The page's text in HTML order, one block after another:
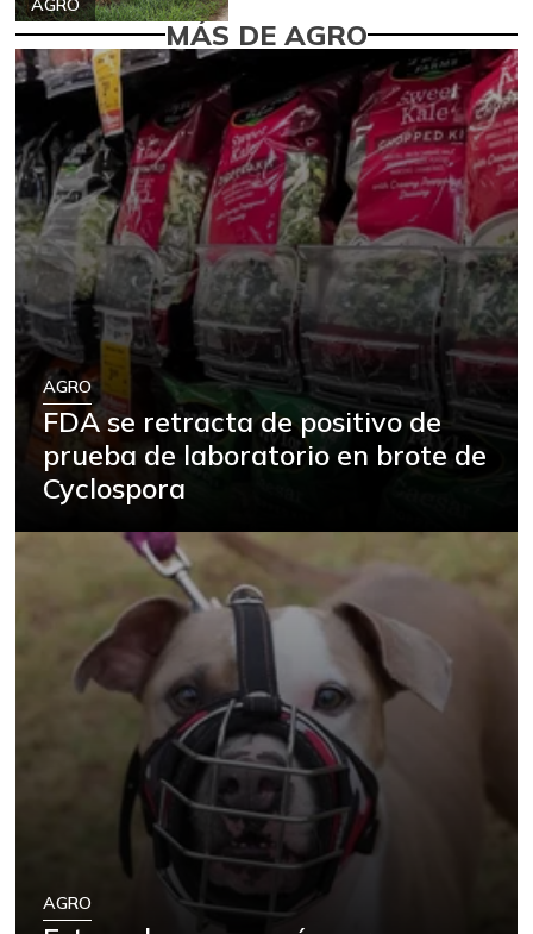
AGRO
MÁS DE AGRO
AGRO
FDA se retracta de positivo de
prueba de laboratorio en brote de
Cyclospora
AGRO